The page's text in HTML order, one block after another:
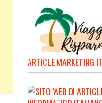
ARTICLE MARKETING